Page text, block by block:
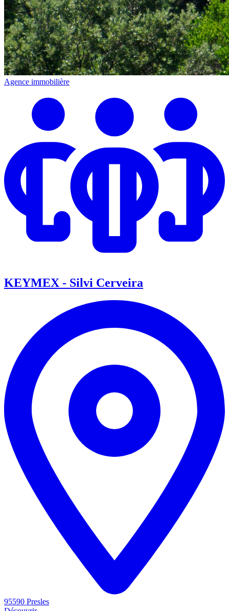
Agence immobilière
KEYMEX - Silvi Cerveira
95590 Presles